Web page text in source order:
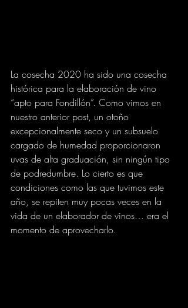
La cosecha 2020 ha sido una cosecha
histórica para la elaboración de vino
“apto para Fondillón”. Como vimos en
nuestro anterior post, un otoño
excepcionalmente seco y un subsuelo
cargado de humedad proporcionaron
uvas de alta graduación, sin ningún tipo
de podredumbre. Lo cierto es que
condiciones como las que tuvimos este
año, se repiten muy pocas veces en la
vida de un elaborador de vinos… era el
momento de aprovecharlo.